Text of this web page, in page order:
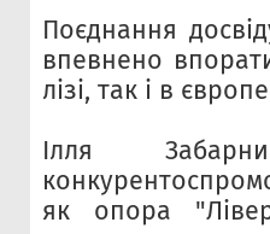
Поєднання
впевнено
лізі, так і в
Ілля
як опора